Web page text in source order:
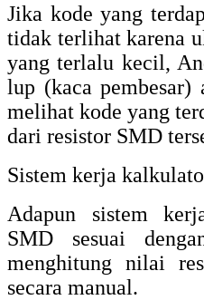
Jika kode yang
tidak terlihat karena
yang terlalu kecil,
lup (kaca pembesar)
melihat kode yang
dari resistor SMD
Sistem kerja
Adapun sistem
SMD sesuai
menghitung nilai
secara manual.